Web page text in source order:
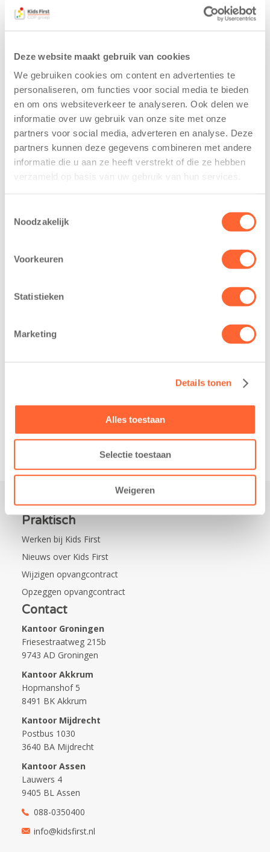
Deze website maakt gebruik van cookies
We gebruiken cookies om content en advertenties te
personaliseren, om functies voor social media te bieden
en om ons websiteverkeer te analyseren. Ook delen we
informatie over uw gebruik van onze site met onze
partners voor social media, adverteren en analyse. Deze
partners kunnen deze gegevens combineren met andere
informatie die u aan ze heeft verstrekt of die ze hebben
verzameld op basis van uw gebruik van hun services.
Noodzakelijk
Voorkeuren
Statistieken
Marketing
Details tonen
Alles toestaan
Selectie toestaan
Weigeren
Kinderen BSO
De
Westerburcht
trainen alvast
Mini 4 Mijl
7 augustus 2026
2026 – Kinderen
Eelde trainden
voor de Kids First
kregen een…
Kids First
tekent
koopcontract
voor nieuw
wijk Wiarda in
realisatie van een
de wijk Wiarda in
Leeuwarden Zuid.
Na…
Praktisch
Werken bij Kids First
Nieuws over Kids First
Wijzigen opvangcontract
Opzeggen opvangcontract
Contact
Kantoor Groningen
Friesestraatweg 215b
9743 AD Groningen
Kantoor Akkrum
Hopmanshof 5
8491 BK Akkrum
Kantoor Mijdrecht
Postbus 1030
3640 BA Mijdrecht
Kantoor Assen
Lauwers 4
9405 BL Assen
088-0350400
info@kidsfirst.nl